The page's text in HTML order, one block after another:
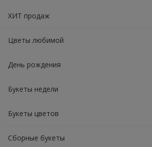
ХИТ продаж
Цветы любимой
День рождения
Букеты недели
Букеты цветов
Сборные букеты